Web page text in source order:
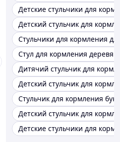
Детские стульчики для
Детский стульчик для
Стульчики для кормления
Стул для кормления
Дитячий стульчик для
Детский стульчик для
Стульчик для кормления бук
Детский стульчик для
Детские стульчики для